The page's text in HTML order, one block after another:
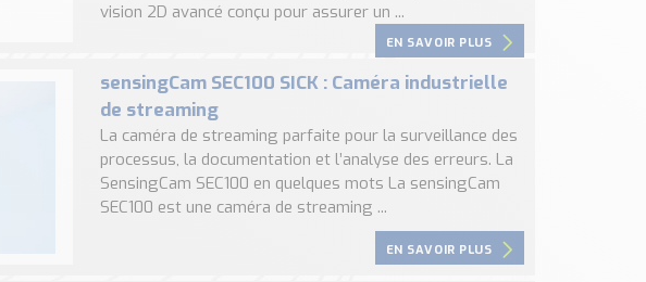
vision 2D avancé conçu pour assurer un ...
EN SAVOIR PLUS
sensingCam SEC100 SICK : Caméra industrielle
de streaming
La caméra de streaming parfaite pour la surveillance des
processus, la documentation et l’analyse des erreurs. La
SensingCam SEC100 en quelques mots La sensingCam
SEC100 est une caméra de streaming ...
EN SAVOIR PLUS